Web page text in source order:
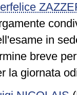
in
breve
la giornata